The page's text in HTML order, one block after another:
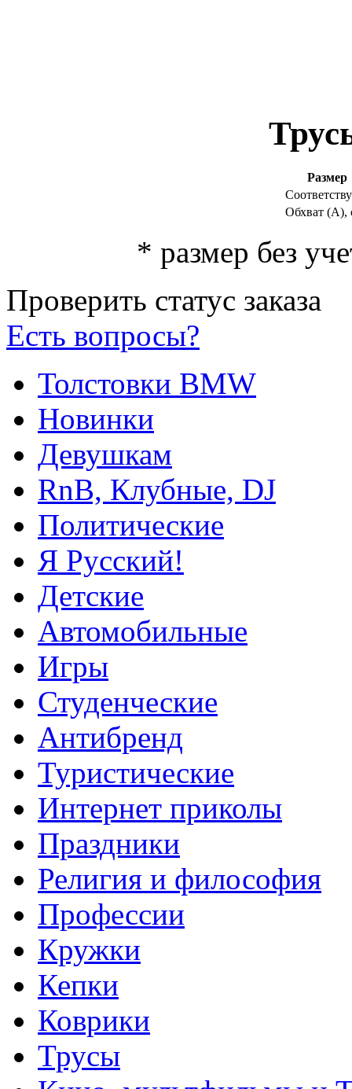
Размер
Обхват (А),
* размер без
Проверить статус заказа
Есть вопросы?
Толстовки BMW
Новинки
Девушкам
RnB, Клубные, DJ
Политические
Я Русский!
Детские
Автомобильные
Игры
Студенческие
Антибренд
Туристические
Интернет приколы
Праздники
Религия и философия
Профессии
Кружки
Кепки
Коврики
Трусы